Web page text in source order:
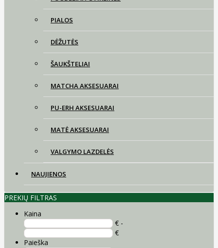
PIALOS
DĖŽUTĖS
ŠAUKŠTELIAI
MATCHA AKSESUARAI
PU-ERH AKSESUARAI
MATĖ AKSESUARAI
VALGYMO LAZDELĖS
NAUJIENOS
PREKIŲ FILTRAS
Kaina
€ -
€
Paieška